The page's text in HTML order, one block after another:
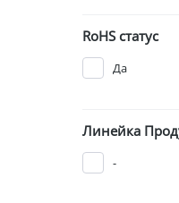
RoHS статус
Да
Линейка
-